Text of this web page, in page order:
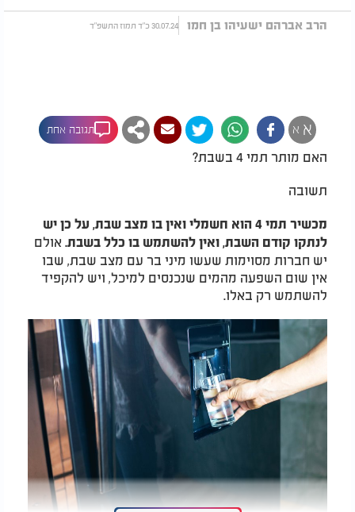
הרב אברהם ישעיהו בן חמו 30.07.24 כ"ד תמוז התשפ"ד
א א תגובה אחת
האם מותר תמי 4 בשבת?
תשובה
מכשיר תמי 4 הוא חשמלי ואין בו מצב שבת, על כן יש
לנתקו קודם השבת, ואין להשתמש בו כלל בשבת. אולם
יש חברות מסוימות שעשו מיני בר עם מצב שבת, שבו
אין שום השפעה מהמים שנכנסים למיכל, ויש להקפיד
להשתמש רק באלו.